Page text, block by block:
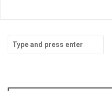
Search
for: